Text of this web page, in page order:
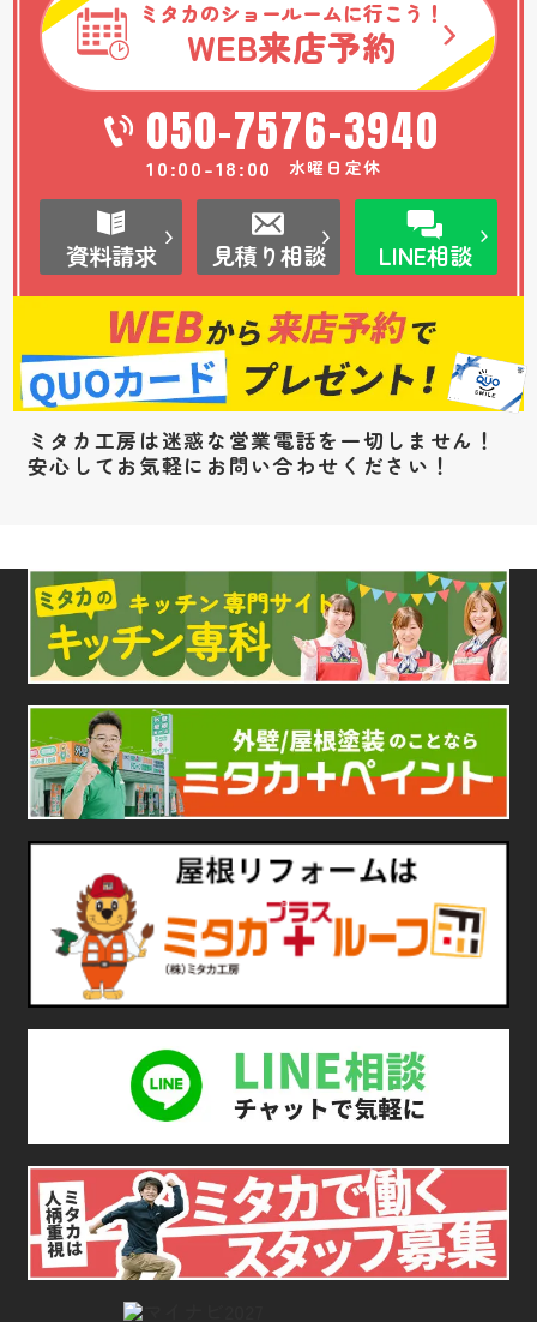
ミタカのショールームに行こう！
WEB来店予約
050-7576-3940
10:00-18:00 水曜日定休
資料請求 見積り相談 LINE相談
ミタカ工房は迷惑な営業電話を一切しません！
安心してお気軽にお問い合わせください！